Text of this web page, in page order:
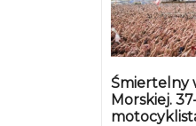
Śmiertelny
Morskiej.